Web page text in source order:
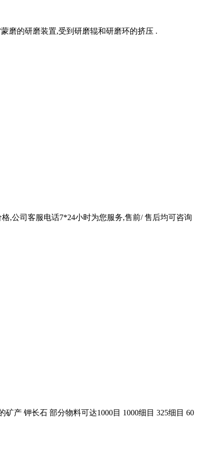
磨的研磨装置,受到研磨辊和研磨环的挤压 .
,公司客服电话7*24小时为您服务,售前/ 售后均可咨询
产 钾长石 部分物料可达1000目 1000细目 325细目 60